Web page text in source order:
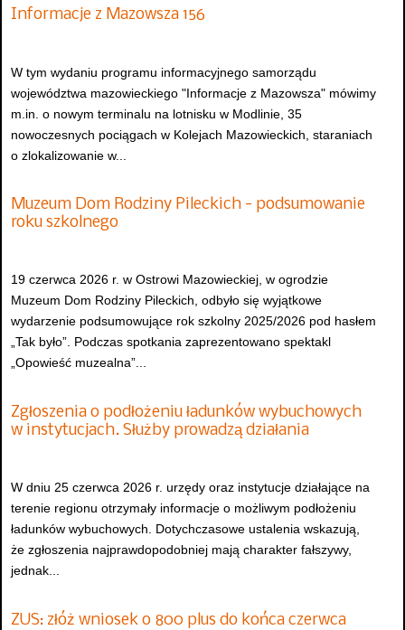
Informacje z Mazowsza 156
W tym wydaniu programu informacyjnego samorządu
województwa mazowieckiego "Informacje z Mazowsza" mówimy
m.in. o nowym terminalu na lotnisku w Modlinie, 35
nowoczesnych pociągach w Kolejach Mazowieckich, staraniach
o zlokalizowanie w...
Muzeum Dom Rodziny Pileckich - podsumowanie
roku szkolnego
19 czerwca 2026 r. w Ostrowi Mazowieckiej, w ogrodzie
Muzeum Dom Rodziny Pileckich, odbyło się wyjątkowe
wydarzenie podsumowujące rok szkolny 2025/2026 pod hasłem
„Tak było”. Podczas spotkania zaprezentowano spektakl
„Opowieść muzealna”...
Zgłoszenia o podłożeniu ładunków wybuchowych
w instytucjach. Służby prowadzą działania
W dniu 25 czerwca 2026 r. urzędy oraz instytucje działające na
terenie regionu otrzymały informacje o możliwym podłożeniu
ładunków wybuchowych. Dotychczasowe ustalenia wskazują,
że zgłoszenia najprawdopodobniej mają charakter fałszywy,
jednak...
ZUS: złóż wniosek o 800 plus do końca czerwca